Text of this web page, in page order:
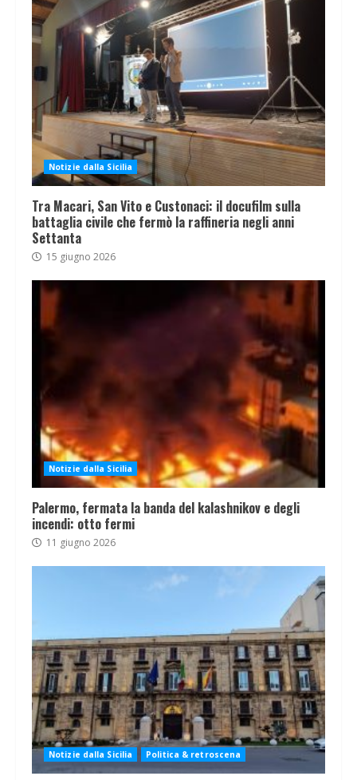
Notizie dalla Sicilia
Tra Macari, San Vito e Custonaci: il docufilm sulla
battaglia civile che fermò la raffineria negli anni
Settanta
15 giugno 2026
Notizie dalla Sicilia
Palermo, fermata la banda del kalashnikov e degli
incendi: otto fermi
11 giugno 2026
Notizie dalla Sicilia Politica & retroscena